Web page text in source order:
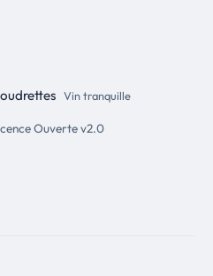
Vin tranquille
Ouverte v2.0